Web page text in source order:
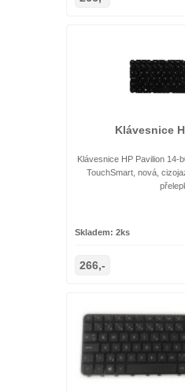
Klávesnice
Klávesnice HP Pavilion 14-
TouchSmart, nová,
Skladem: 2ks
266,-